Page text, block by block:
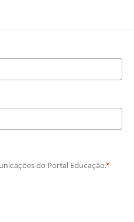
do Portal Educação.*